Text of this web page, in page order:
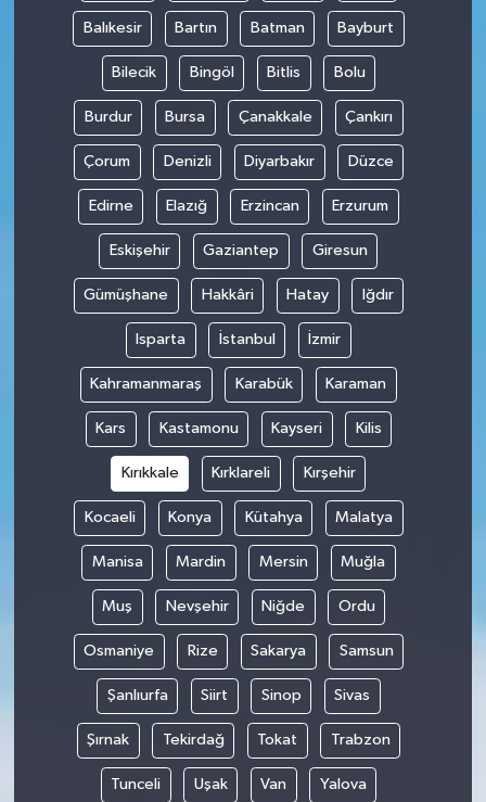
Balıkesir Bartın Batman Bayburt
Bilecik Bingöl Bitlis Bolu
Burdur Bursa Çanakkale Çankırı
Çorum Denizli Diyarbakır Düzce
Edirne Elazığ Erzincan Erzurum
Eskişehir Gaziantep Giresun
Gümüşhane Hakkâri Hatay Iğdır
Isparta İstanbul İzmir
Kahramanmaraş Karabük Karaman
Kars Kastamonu Kayseri Kilis
Kırıkkale Kırklareli Kırşehir
Kocaeli Konya Kütahya Malatya
Manisa Mardin Mersin Muğla
Muş Nevşehir Niğde Ordu
Osmaniye Rize Sakarya Samsun
Şanlıurfa Siirt Sinop Sivas
Şırnak Tekirdağ Tokat Trabzon
Tunceli Uşak Van Yalova